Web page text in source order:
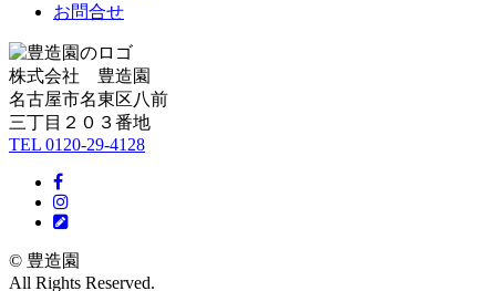
お問合せ
株式会社 豊造園
名古屋市名東区八前
三丁目２０３番地
TEL 0120-29-4128
Facebook
Instagram
BLOG
© 豊造園
All Rights Reserved.